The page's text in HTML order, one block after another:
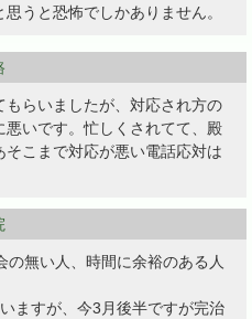
うと恐怖でしかありません。
らいましたが、対応され方の
いです。忙しくされてて、殿
こまで対応が悪い電話応対は
の無い人、時間に余裕のある人
ますが、今3月後半ですが完治